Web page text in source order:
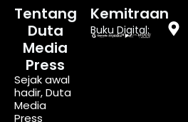
Tentang
Duta
Media
Press
Sejak awal
hadir, Duta
Media
Press
Kemitraan
Buku Digital: